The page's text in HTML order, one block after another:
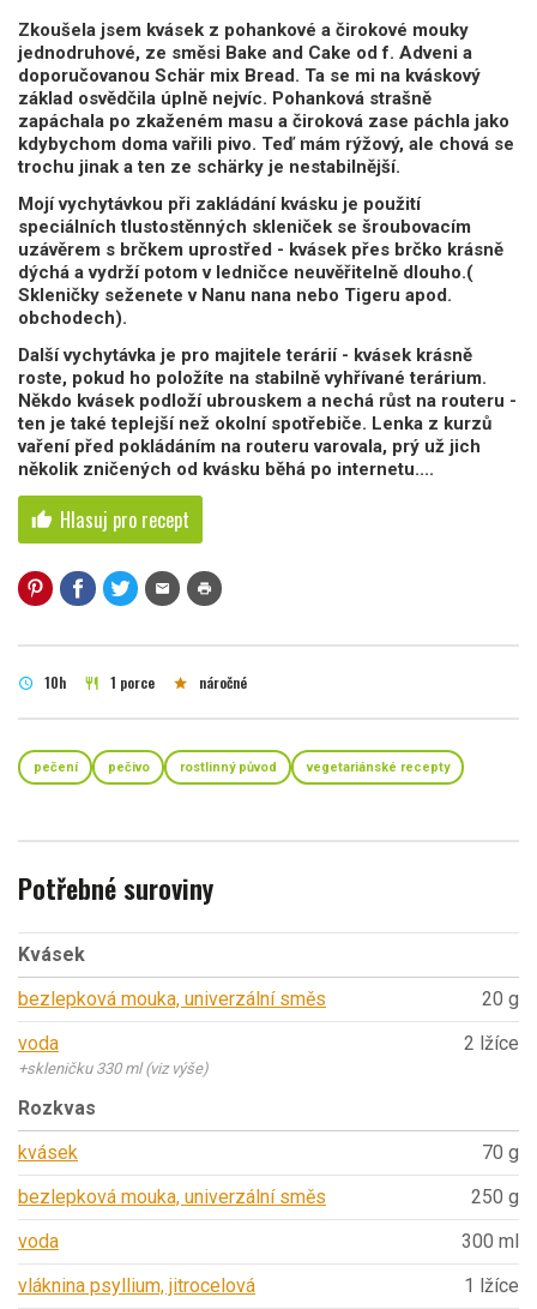
Zkoušela jsem kvásek z pohankové a čirokové mouky
jednodruhové, ze směsi Bake and Cake od f. Adveni a
doporučovanou Schär mix Bread. Ta se mi na kváskový
základ osvědčila úplně nejvíc. Pohanková strašně
zapáchala po zkaženém masu a čiroková zase páchla jako
kdybychom doma vařili pivo. Teď mám rýžový, ale chová se
trochu jinak a ten ze schärky je nestabilnější.
Mojí vychytávkou při zakládání kvásku je použití
speciálních tlustostěnných skleniček se šroubovacím
uzávěrem s brčkem uprostřed - kvásek přes brčko krásně
dýchá a vydrží potom v ledničce neuvěřitelně dlouho.(
Skleničky seženete v Nanu nana nebo Tigeru apod.
obchodech).
Další vychytávka je pro majitele terárií - kvásek krásně
roste, pokud ho položíte na stabilně vyhřívané terárium.
Někdo kvásek podloží ubrouskem a nechá růst na routeru -
ten je také teplejší než okolní spotřebiče. Lenka z kurzů
vaření před pokládáním na routeru varovala, prý už jich
několik zničených od kvásku běhá po internetu....
thumb_up Hlasuj pro recept
mail print
schedule 10h restaurant 1 porce star náročné
pečení pečivo rostlinný původ vegetariánské recepty
Potřebné suroviny
Kvásek
bezlepková mouka, univerzální směs
20 g
voda
+skleničku 330 ml (viz výše)
2 lžíce
Rozkvas
kvásek
70 g
bezlepková mouka, univerzální směs
250 g
voda
300 ml
vláknina psyllium, jitrocelová
1 lžíce